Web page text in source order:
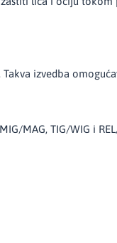
izvedba
MAG, TIG/WIG i